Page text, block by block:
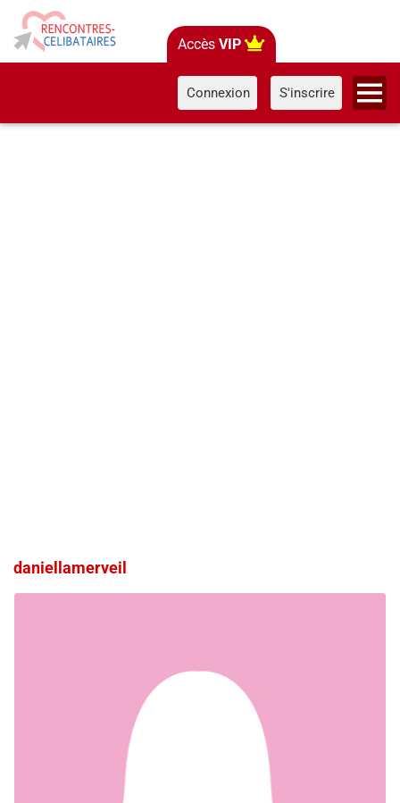
Accès VIP
Connexion S'inscrire
daniellamerveil